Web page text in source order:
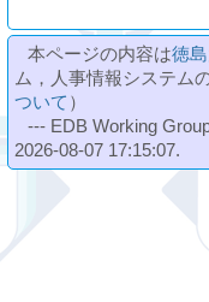
本ページの内容は徳
ム，人事情報システム
ついて ）
--- EDB Working
2026-08-07 17:15:07.